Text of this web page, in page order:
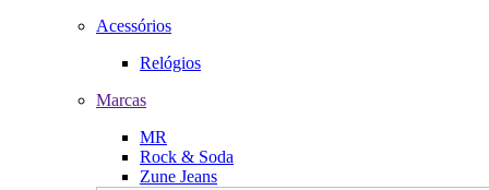
Acessórios
Relógios
Marcas
MR
Rock & Soda
Zune Jeans